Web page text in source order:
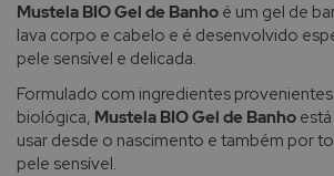
Mustela BIO Gel de Banho é um gel de
lava corpo e cabelo e é desenvolvido
pele sensível e delicada.
Formulado com ingredientes
biológica, Mustela BIO Gel de Banho
usar desde o nascimento e também por
pele sensível.